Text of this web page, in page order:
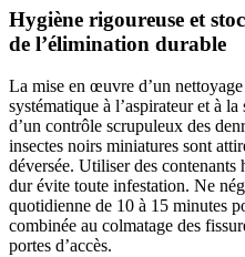
Hygiène rigoureuse et
de l’élimination durable
La mise en œuvre d’un
systématique à l’aspirateur et à
d’un contrôle scrupuleux des
insectes noirs miniatures sont
déversée. Utiliser des
dur évite toute infestation. Ne
quotidienne de 10 à 15 minutes
combinée au colmatage des
portes d’accès.